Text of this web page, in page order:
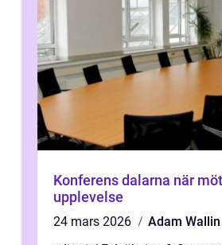
Konferens dalarna när mötet blir en
upplevelse
24 mars 2026
Adam Wallin